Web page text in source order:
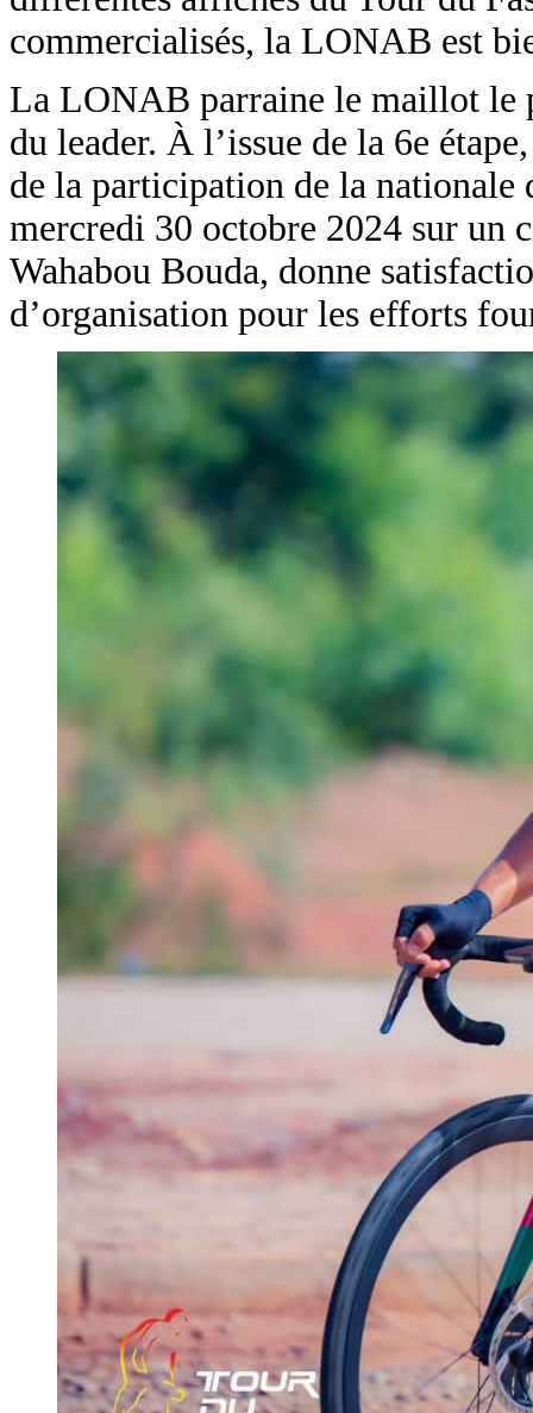
commercialisés, la LONAB est
La LONAB parraine le maillot le
du leader. À l’issue de la 6e
de la participation de la nationale
mercredi 30 octobre 2024 sur
Wahabou Bouda, donne
d’organisation pour les efforts